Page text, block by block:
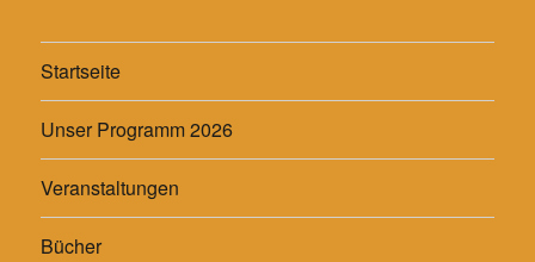
Startseite
Unser Programm 2026
Veranstaltungen
Bücher